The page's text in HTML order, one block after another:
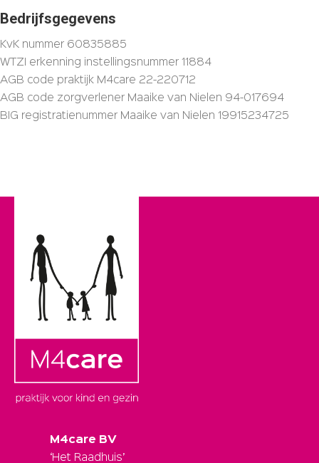
Bedrijfsgegevens
KvK nummer 60835885
WTZI erkenning instellingsnummer 11884
AGB code praktijk M4care 22-220712
AGB code zorgverlener Maaike van Nielen 94-017694
BIG registratienummer Maaike van Nielen 19915234725
M4care BV
‘Het Raadhuis’